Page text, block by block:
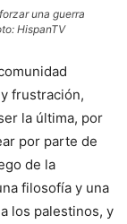
una guerra
HispanTV
frustración,
la última, por
por parte de
de la
filosofía y una
los palestinos, y